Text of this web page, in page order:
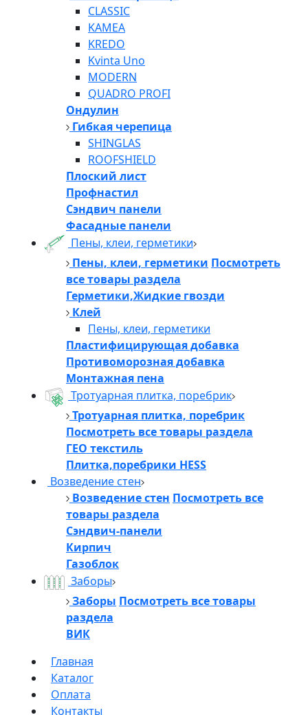
CLASSIC
KAMEA
KREDO
Kvinta Uno
MODERN
QUADRO PROFI
Ондулин
Гибкая черепица
SHINGLAS
ROOFSHIELD
Плоский лист
Профнастил
Сэндвич панели
Фасадные панели
Пены, клеи, герметики
Пены, клеи, герметики Посмотреть
все товары раздела
Герметики,Жидкие гвозди
Клей
Пены, клеи, герметики
Пластифицирующая добавка
Противоморозная добавка
Монтажная пена
Тротуарная плитка, поребрик
Тротуарная плитка, поребрик
Посмотреть все товары раздела
ГЕО текстиль
Плитка,поребрики HESS
Возведение стен
Возведение стен Посмотреть все
товары раздела
Сэндвич-панели
Кирпич
Газоблок
Заборы
Заборы Посмотреть все товары
раздела
ВИК
Главная
Каталог
Оплата
Контакты